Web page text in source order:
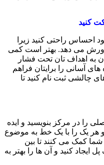
کنید
احساس راحتی کنید زیرا
می دهد. بهتر است کمی
به اهداف تان تحت فشار
های آسانی را برایتان فراهم
چالشی ثبت نام کنید تا
را در مرکز بنویسید و ایده
هر یک را با یک خط به موضوع
کمک می کنند تا بین
ایجاد کنید و آن ها را بهتر به